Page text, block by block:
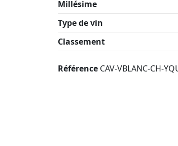
Millésime
Type de vin
Classement
Référence CAV-VBLANC-CH-